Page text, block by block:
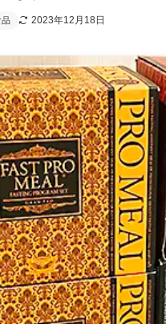
品 2023年12月18日